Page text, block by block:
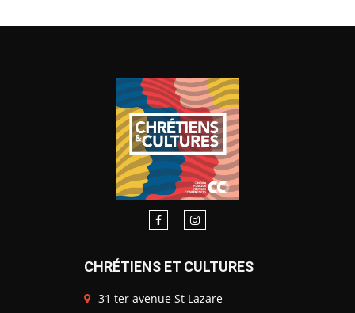
CHRÉTIENS ET CULTURES
31 ter avenue St Lazare